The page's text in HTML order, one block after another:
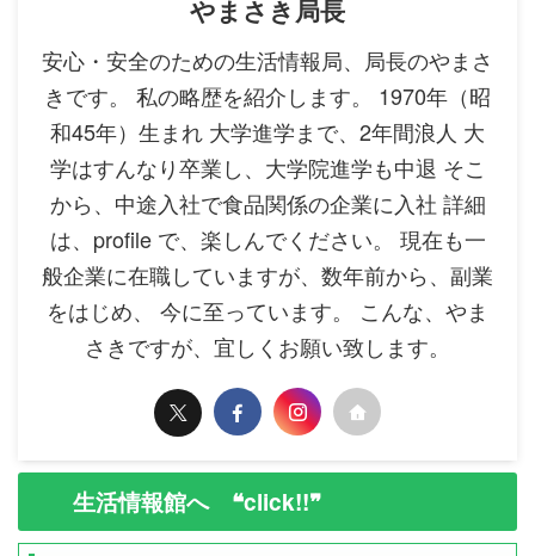
やまさき局長
安心・安全のための生活情報局、局長のやまさ
きです。 私の略歴を紹介します。 1970年（昭
和45年）生まれ 大学進学まで、2年間浪人 大
学はすんなり卒業し、大学院進学も中退 そこ
から、中途入社で食品関係の企業に入社 詳細
は、profile で、楽しんでください。 現在も一
般企業に在職していますが、数年前から、副業
をはじめ、 今に至っています。 こんな、やま
さきですが、宜しくお願い致します。
生活情報館へ ❝click!!❞